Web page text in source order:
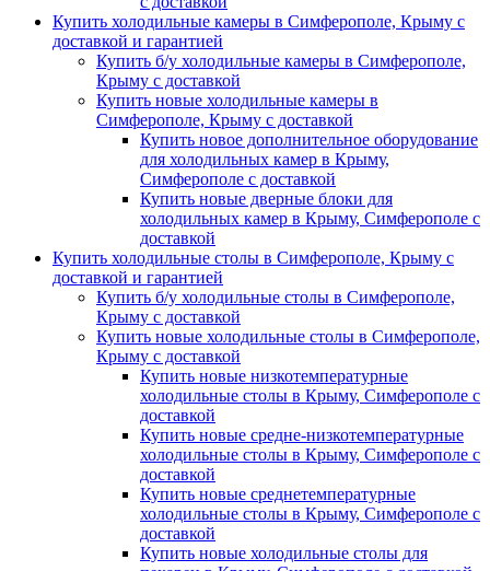
Купить холодильные камеры в Симферополе, Крыму с
доставкой и гарантией
Купить б/у холодильные камеры в Симферополе,
Крыму с доставкой
Купить новые холодильные камеры в
Симферополе, Крыму с доставкой
Купить новое дополнительное оборудование
для холодильных камер в Крыму,
Симферополе с доставкой
Купить новые дверные блоки для
холодильных камер в Крыму, Симферополе с
доставкой
Купить холодильные столы в Симферополе, Крыму с
доставкой и гарантией
Купить б/у холодильные столы в Симферополе,
Крыму с доставкой
Купить новые холодильные столы в Симферополе,
Крыму с доставкой
Купить новые низкотемпературные
холодильные столы в Крыму, Симферополе с
доставкой
Купить новые средне-низкотемпературные
холодильные столы в Крыму, Симферополе с
доставкой
Купить новые среднетемпературные
холодильные столы в Крыму, Симферополе с
доставкой
Купить новые холодильные столы для